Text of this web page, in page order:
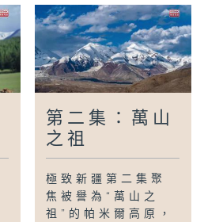
第二集：萬山
之祖
極致新疆第二集聚
焦被譽為“萬山之
祖”的帕米爾高原，